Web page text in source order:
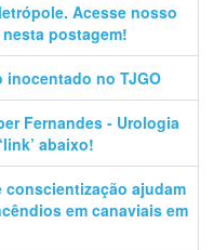
Acesse nosso
postagem!
inocentado no TJGO
Fernandes - Urologia
abaixo!
conscientização ajudam
em canaviais em